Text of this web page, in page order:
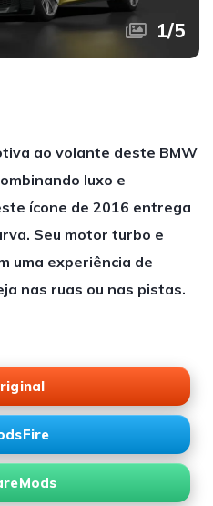
1/5
ao volante deste BMW
luxo e
ícone de 2016 entrega
Seu motor turbo e
uma experiência de
nas ruas ou nas pistas.